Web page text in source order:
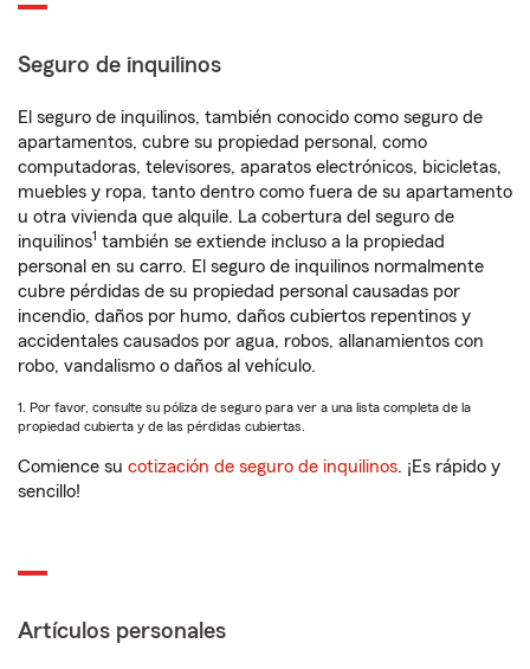
Seguro de inquilinos
El seguro de inquilinos, también conocido como seguro de
apartamentos, cubre su propiedad personal, como
computadoras, televisores, aparatos electrónicos, bicicletas,
muebles y ropa, tanto dentro como fuera de su apartamento
u otra vivienda que alquile. La cobertura del seguro de
inquilinos1 también se extiende incluso a la propiedad
personal en su carro. El seguro de inquilinos normalmente
cubre pérdidas de su propiedad personal causadas por
incendio, daños por humo, daños cubiertos repentinos y
accidentales causados por agua, robos, allanamientos con
robo, vandalismo o daños al vehículo.
1. Por favor, consulte su póliza de seguro para ver a una lista completa de la
propiedad cubierta y de las pérdidas cubiertas.
Comience su cotización de seguro de inquilinos. ¡Es rápido y
sencillo!
Artículos personales